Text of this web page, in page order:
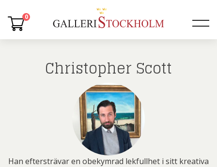
0
Christopher Scott
Han eftersträvar en obekymrad lekfullhet i sitt kreativa